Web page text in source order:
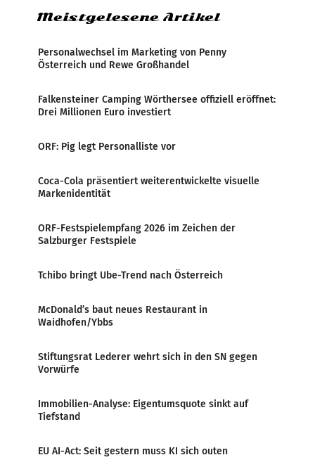
Meistgelesene Artikel
Personalwechsel im Marketing von Penny
Österreich und Rewe Großhandel
Falkensteiner Camping Wörthersee offiziell eröffnet:
Drei Millionen Euro investiert
ORF: Pig legt Personalliste vor
Coca-Cola präsentiert weiterentwickelte visuelle
Markenidentität
ORF-Festspielempfang 2026 im Zeichen der
Salzburger Festspiele
Tchibo bringt Ube-Trend nach Österreich
McDonald’s baut neues Restaurant in
Waidhofen/Ybbs
Stiftungsrat Lederer wehrt sich in den SN gegen
Vorwürfe
Immobilien-Analyse: Eigentumsquote sinkt auf
Tiefstand
EU AI-Act: Seit gestern muss KI sich outen